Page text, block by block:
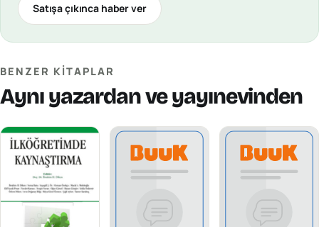
Satışa çıkınca haber ver
BENZER KITAPLAR
Aynı yazardan ve yayınevinden